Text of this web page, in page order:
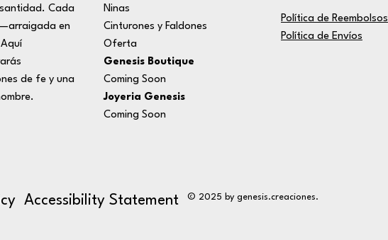
Cada
en
de fe y una
Ninas
Cinturones y Faldones
Oferta
Genesis Boutique
Coming Soon
Joyeria Genesis
Coming Soon
Política de Reembolsos
Política de Envíos
Accessibility Statement © 2025 by genesis.creaciones.